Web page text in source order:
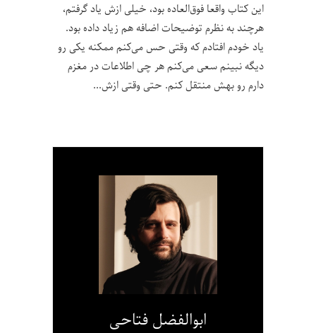
این کتاب واقعا فوق‌العاده بود، خیلی ازش یاد گرفتم،
هرچند به نظرم توضیحات اضافه هم زیاد داده بود.
یاد خودم افتادم که وقتی حس می‌کنم ممکنه یکی رو
دیگه نبینم سعی می‌کنم هر چی اطلاعات در مغزم
دارم رو بهش منتقل کنم. حتی وقتی ازش
ابوالفضل فتاحی